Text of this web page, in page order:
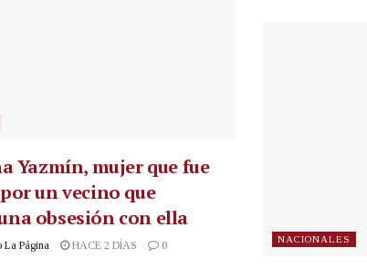
Yazmín, mujer que fue
un vecino que
obsesión con ella
La Página HACE 2 DÍAS 0
NACIONALES